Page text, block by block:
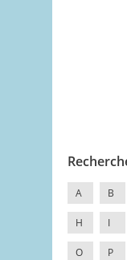
A B
H I
O P